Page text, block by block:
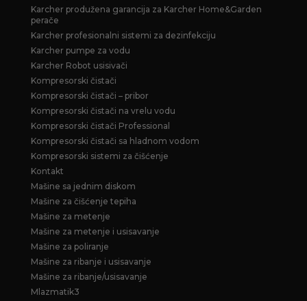
Karcher produžena garancija za Karcher Home&Garden
perače
Karcher profesionalni sistemi za dezinfekciju
Karcher pumpe za vodu
Karcher Robot usisivači
Kompresorski čistači
Kompresorski čistači – pribor
Kompresorski čistači na vrelu vodu
Kompresorski čistači Professional
Kompresorski čistači sa hladnom vodom
Kompresorski sistemi za čišćenje
Kontakt
Mašine sa jednim diskom
Mašine za čišćenje tepiha
Mašine za metenje
Mašine za metenje i usisavanje
Mašine za poliranje
Mašine za ribanje i usisavanje
Mašine za ribanje/usisavanje
Mlazmatik3